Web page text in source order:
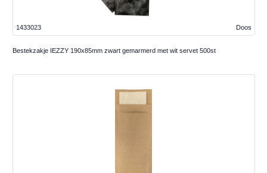
Doos
1433023
Bestekzakje IEZZY 190x85mm zwart gemarmerd met wit servet 500st